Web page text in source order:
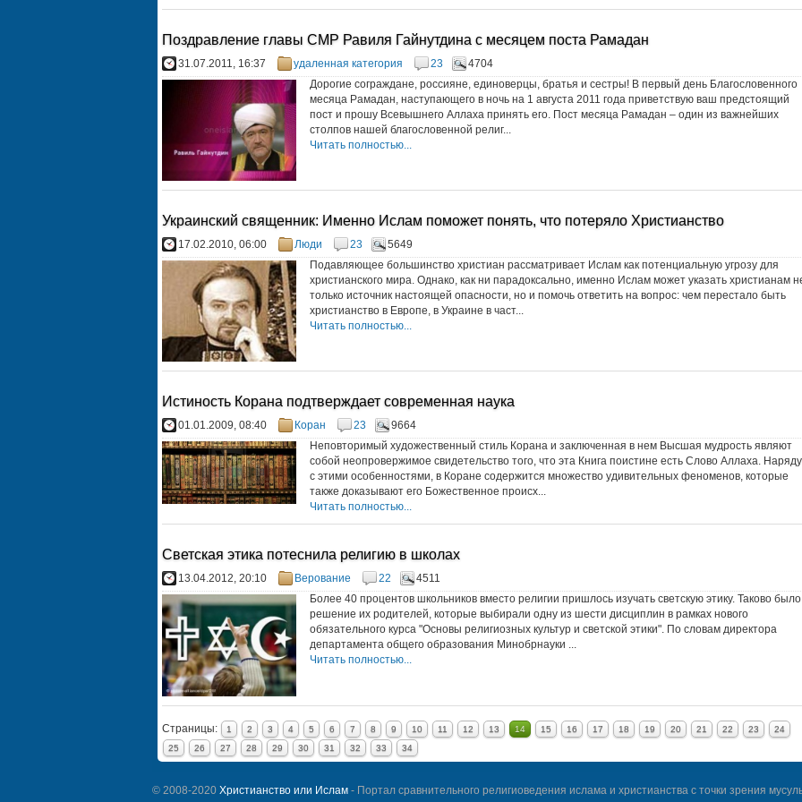
Поздравление главы СМР Равиля Гайнутдина с месяцем поста Рамадан
31.07.2011, 16:37 удаленная категория 23
4704
Дорогие сограждане, россияне, единоверцы, братья и сестры! В первый день Благословенного
месяца Рамадан, наступающего в ночь на 1 августа 2011 года приветствую ваш предстоящий
пост и прошу Всевышнего Аллаха принять его. Пост месяца Рамадан – один из важнейших
столпов нашей благословенной религ...
Читать полностью...
Украинский священник: Именно Ислам поможет понять, что потеряло Христианство
17.02.2010, 06:00 Люди 23
5649
Подавляющее большинство христиан рассматривает Ислам как потенциальную угрозу для
христианского мира. Однако, как ни парадоксально, именно Ислам может указать христианам
только источник настоящей опасности, но и помочь ответить на вопрос: чем перестало быть
христианство в Европе, в Украине в част...
Читать полностью...
Истиность Корана подтверждает современная наука
01.01.2009, 08:40 Коран 23
9664
Неповторимый художественный стиль Корана и заключенная в нем Высшая мудрость являют
собой неопровержимое свидетельство того, что эта Книга поистине есть Слово Аллаха. Наряду
с этими особенностями, в Коране содержится множество удивительных феноменов, которые
также доказывают его Божественное происх...
Читать полностью...
Светская этика потеснила религию в школах
13.04.2012, 20:10 Верование 22
4511
Более 40 процентов школьников вместо религии пришлось изучать светскую этику. Таково было
решение их родителей, которые выбирали одну из шести дисциплин в рамках нового
обязательного курса "Основы религиозных культур и светской этики". По словам директора
департамента общего образования Минобрнауки ...
Читать полностью...
Страницы: 1 2 3 4 5 6 7 8 9 10 11 12 13 14 15 16 17 18 19 20 21 22 23
24
25
26 27 28 29 30 31 32 33 34
© 2008-2020 Христианство или Ислам- Портал сравнительного религиоведения ислама и христианства с точки зрения